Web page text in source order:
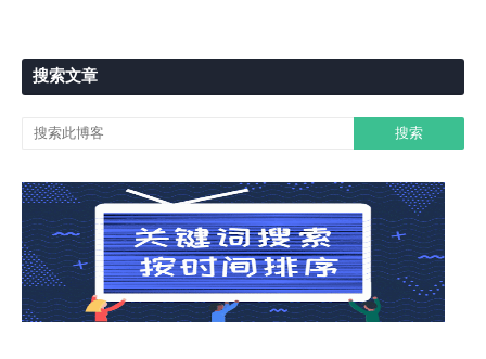
搜索文章